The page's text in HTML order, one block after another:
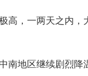
高，一两天之内
南地区继续剧烈